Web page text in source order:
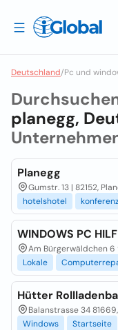
Deutschland/Pc und
planegg,
Planegg
Gumstr. 13 | 82152,
hotelshotel
WINDOWS PC
Am Bürgerwäldchen 6
Lokale
Hütter
Balanstrasse 34
Windows
Startseite